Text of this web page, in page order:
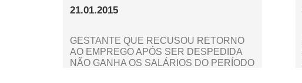
21.01.2015
GESTANTE QUE RECUSOU RETORNO
AO EMPREGO APÓS SER DESPEDIDA
NÃO GANHA OS SALÁRIOS DO PERÍODO